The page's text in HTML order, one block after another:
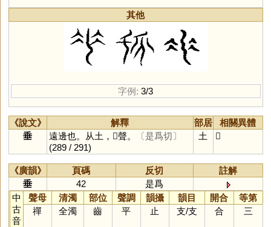
其他
字例: 3/3
《說文》 解釋 部居
相關異體
垂
遠邊也。从土，𠂹聲。
〔是爲切〕
(289 / 291)
土 𡍮
《廣韻》 頁碼 反切
註解
垂
42
是爲
中
古
音
聲母 清濁 部位 聲調 韻攝 韻目 開合
等第
禪
全濁 齒 平 止 支/支 合 三